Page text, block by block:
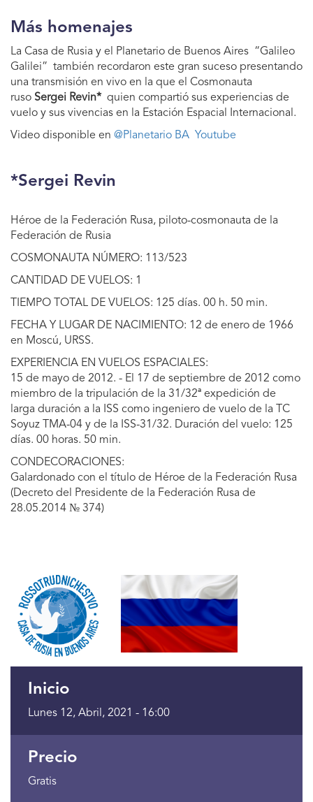
Más homenajes
La Casa de Rusia y el Planetario de Buenos Aires “Galileo
Galilei” también recordaron este gran suceso presentando
una transmisión en vivo en la que el Cosmonauta
ruso Sergei Revin*quien compartió sus experiencias de
vuelo y sus vivencias en la Estación Espacial Internacional.
Video disponible en @Planetario BA Youtube
*Sergei Revin
Héroe de la Federación Rusa, piloto-cosmonauta de la
Federación de Rusia
COSMONAUTA NÚMERO: 113/523
CANTIDAD DE VUELOS: 1
TIEMPO TOTAL DE VUELOS: 125 días. 00 h. 50 min.
FECHA Y LUGAR DE NACIMIENTO: 12 de enero de 1966
en Moscú, URSS.
EXPERIENCIA EN VUELOS ESPACIALES:
15 de mayo de 2012. - El 17 de septiembre de 2012 como
miembro de la tripulación de la 31/32ª expedición de
larga duración a la ISS como ingeniero de vuelo de la TC
Soyuz TMA-04 y de la ISS-31/32. Duración del vuelo: 125
días. 00 horas. 50 min.
CONDECORACIONES:
Galardonado con el título de Héroe de la Federación Rusa
(Decreto del Presidente de la Federación Rusa de
28.05.2014 № 374)
Inicio
Lunes 12, Abril, 2021 - 16:00
Precio
Gratis